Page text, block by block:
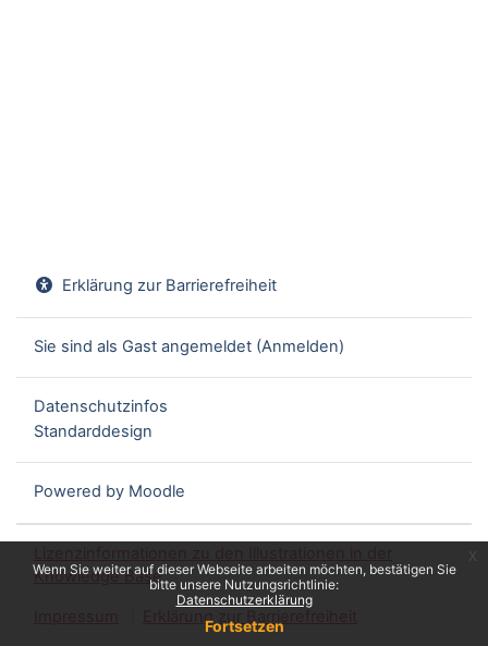
Wenn Sie weiter auf dieser Webseite arbeiten möchten, bestätigen Sie
bitte unsere Nutzungsrichtlinie:
Datenschutzerklärung
Fortsetzen
Erklärung zur Barrierefreiheit
Sie sind als Gast angemeldet (Anmelden)
Datenschutzinfos
Standarddesign
Powered by Moodle
Knowledge Base
Erklärung zur Barrierefreiheit